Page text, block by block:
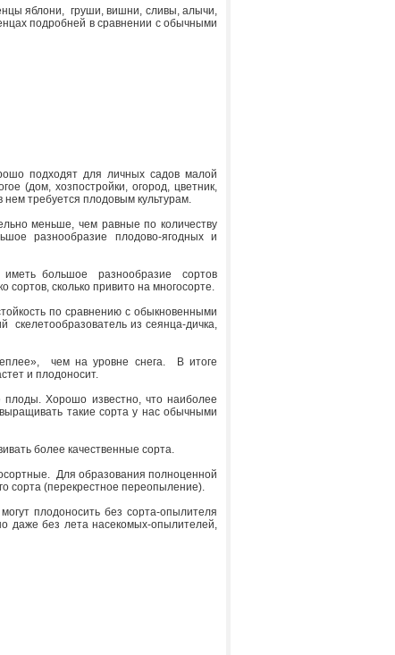
яблони, груши, вишни, сливы, алычи,
подробней в сравнении с обычными
подходят для личных садов малой
(дом, хозпостройки, огород, цветник,
требуется плодовым культурам.
меньше, чем равные по количеству
разнообразие плодово-ягодных и
большое разнообразие сортов
сколько привито на многосорте.
по сравнению с обыкновенными
скелетоoбразователь из сеянца-дичка,
чем на уровне снега. В итоге
и плодоносит.
плоды. Хорошо известно, что наиболее
такие сорта у нас обычными
более качественные сорта.
Для образования полноценной
сорта (перекрестное переопыление).
плодоносить без сорта-опылителя
даже без лета насекомых-опылителей,